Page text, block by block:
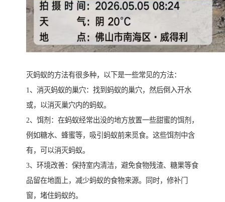
灭蚂蚁的方法有很多种，以下是一些常见的方法：
1、消灭蚂蚁的巢穴：找到蚂蚁的巢穴，然后倒入开水
或，以消灭巢穴内的蚂蚁。
2、饵剂：在蚂蚁经常出没的地方放置一些甜蜜的饵剂，
例如糖水、蜂蜜等，吸引蚂蚁前来觅食。这些饵剂中含
有，可以消灭蚂蚁。
3、环境改善：保持室内清洁，避免食物残渣、糖果等食
品留在地面上，减少蚂蚁的食物来源。同时，修补门
窗，堵住蚂蚁的。